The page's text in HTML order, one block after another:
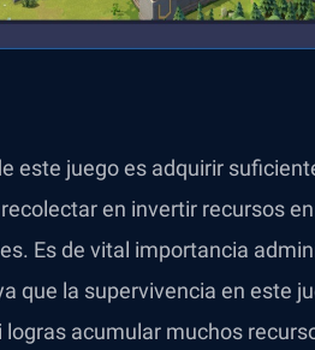
este juego es adquirir
en invertir recursos
Es de vital importancia
que la supervivencia en este
acumular muchos